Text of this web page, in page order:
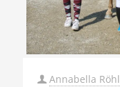
Annabella Röhl